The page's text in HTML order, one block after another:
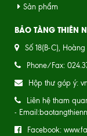
Sản phẩm
BẢO TÀNG THIÊN
Số 18(B-C),
Phone/Fax:
Hộp thư góp ý:
Liên hệ tham
-
Facebook: